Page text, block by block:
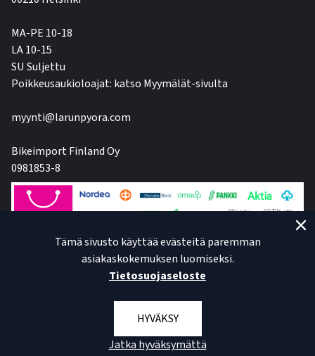
MA-PE 10-18
LA 10-15
SU Suljettu
Poikkeusaukioloajat: katso Myymälät-sivulta
myynti@larunpyora.com
Bikeimport Finland Oy
0981853-8
Tämä sivusto käyttää evästeitä paremman
asiakaskokemuksen luomiseksi.
Tietosuojaseloste
HYVÄKSY
Jatka hyväksymättä